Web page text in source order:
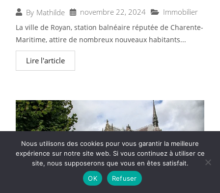
By Mathilde novembre 22, 2024 Immobilier
La ville de Royan, station balnéaire réputée de Charente-
Maritime, attire de nombreux nouveaux habitants...
Lire l'article
Nous utilisons des cookies pour vous garantir la meilleure
expérience sur notre site web. Si vous continuez à utiliser ce
site, nous supposerons que vous en êtes satisfait.
OK
Refuser